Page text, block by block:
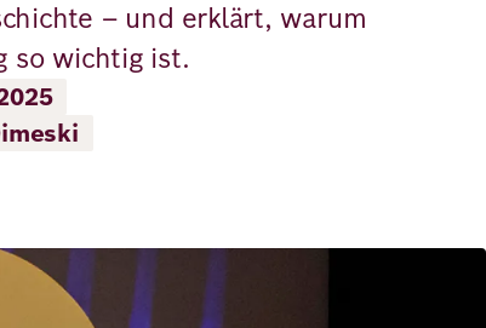
– und erklärt, warum
so wichtig ist.